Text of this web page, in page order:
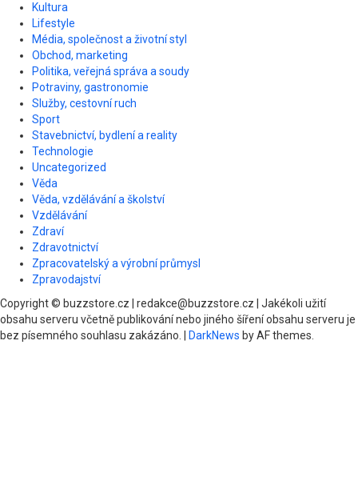
Kultura
Lifestyle
Média, společnost a životní styl
Obchod, marketing
Politika, veřejná správa a soudy
Potraviny, gastronomie
Služby, cestovní ruch
Sport
Stavebnictví, bydlení a reality
Technologie
Uncategorized
Věda
Věda, vzdělávání a školství
Vzdělávání
Zdraví
Zdravotnictví
Zpracovatelský a výrobní průmysl
Zpravodajství
Copyright © buzzstore.cz | redakce@buzzstore.cz | Jakékoli užití
obsahu serveru včetně publikování nebo jiného šíření obsahu serveru je
bez písemného souhlasu zakázáno.
DarkNews by AF themes.